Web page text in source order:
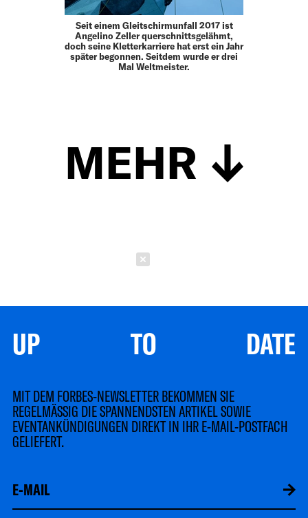
Seit einem Gleitschirmunfall 2017 ist
Angelino Zeller querschnittsgelähmt,
doch seine Kletterkarriere hat erst ein Jahr
später begonnen. Seitdem wurde er drei
Mal Weltmeister.
MEHR
UP TO DATE
MIT DEM FORBES-NEWSLETTER BEKOMMEN SIE
REGELMÄSSIG DIE SPANNENDSTEN ARTIKEL SOWIE
EVENTANKÜNDIGUNGEN DIREKT IN IHR E-MAIL-POSTFACH
GELIEFERT.